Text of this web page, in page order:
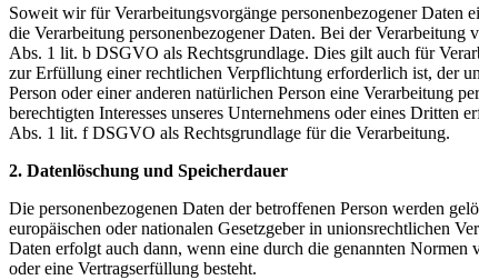
Soweit wir für Verarbeitungsvorgänge personenbezogener
die Verarbeitung personenbezogener Daten. Bei der
Abs. 1 lit. b DSGVO als Rechtsgrundlage. Dies gilt auch für
zur Erfüllung einer rechtlichen Verpflichtung erforderlich ist, der
Person oder einer anderen natürlichen Person eine Verarbeitung
berechtigten Interesses unseres Unternehmens oder eines
Abs. 1 lit. f DSGVO als Rechtsgrundlage für die Verarbeitung.
2. Datenlöschung und Speicherdauer
Die personenbezogenen Daten der betroffenen Person werden
europäischen oder nationalen Gesetzgeber in unionsrechtlichen
Daten erfolgt auch dann, wenn eine durch die genannten Normen
oder eine Vertragserfüllung besteht.